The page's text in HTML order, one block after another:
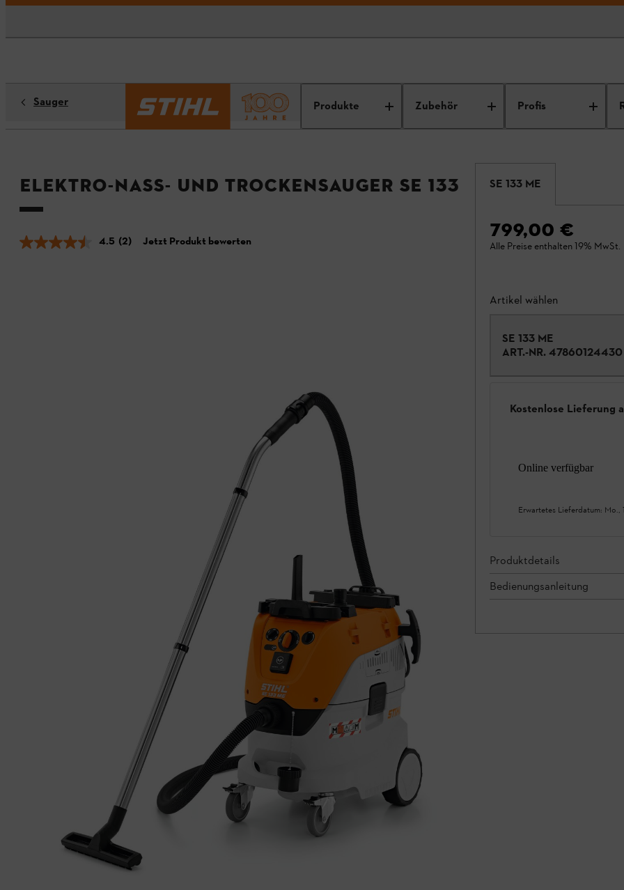
Produkte Zubehör Profis
Sauger
Elektro-Nass- und Trockensauger SE 133
4.5 (2) Jetzt Produkt bewerten
SE 133 ME
799,00 €
Alle Preise enthalten 19% MwSt.
Artikel wählen
SE 133 ME
ART.-NR. 47860124430
Kostenlose Lieferung
Online verfügbar
Erwartetes Lieferdatum: Mo.,
Produktdetails
Bedienungsanleitung